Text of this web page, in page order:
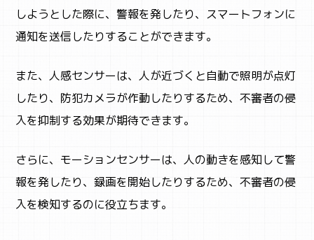
しようとした際に、警報を発したり、スマートフォンに
通知を送信したりすることができます。
また、人感センサーは、人が近づくと自動で照明が点灯
したり、防犯カメラが作動したりするため、不審者の侵
入を抑制する効果が期待できます。
さらに、モーションセンサーは、人の動きを感知して警
報を発したり、録画を開始したりするため、不審者の侵
入を検知するのに役立ちます。